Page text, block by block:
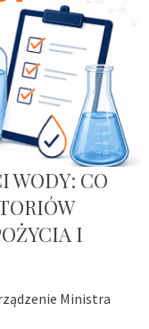
WODY: CO
I
Ministra